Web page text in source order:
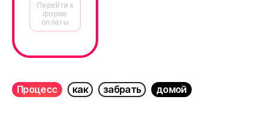
Перейти к
форме
оплаты
Процесс как забрать домой